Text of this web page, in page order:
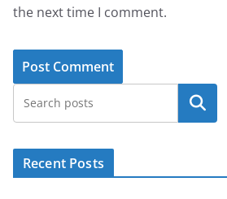
the next time I comment.
Search
Recent Posts